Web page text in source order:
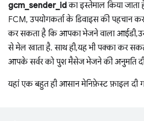
gcm_sender_idका इस्तेमाल किया
FCM, उपयोगकर्ता के डिवाइस की पहचान
कर सकता है कि आपका भेजने वाला आईडी,
से मेल खाता है. साथ ही, यह भी पक्का कर
आपके सर्वर को पुश मैसेज भेजने की अनुमति
यहां एक बहुत ही आसान मेनिफ़ेस्ट फ़ाइल दी